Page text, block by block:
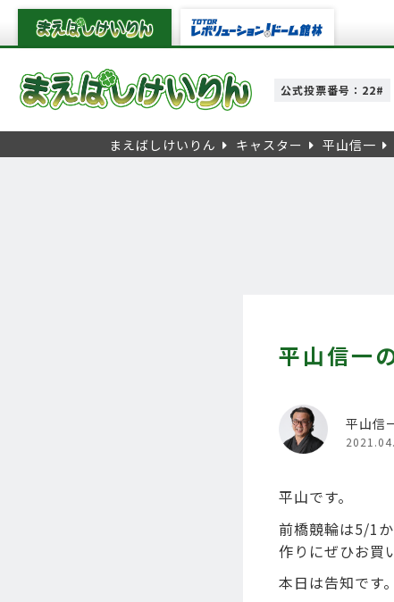
公式投票番号：22#
まえばしけいりん キャスター 平山信一
平山信一
平山信
平山です。
前橋競輪は5/1
作りにぜひお買
本日は告知です。